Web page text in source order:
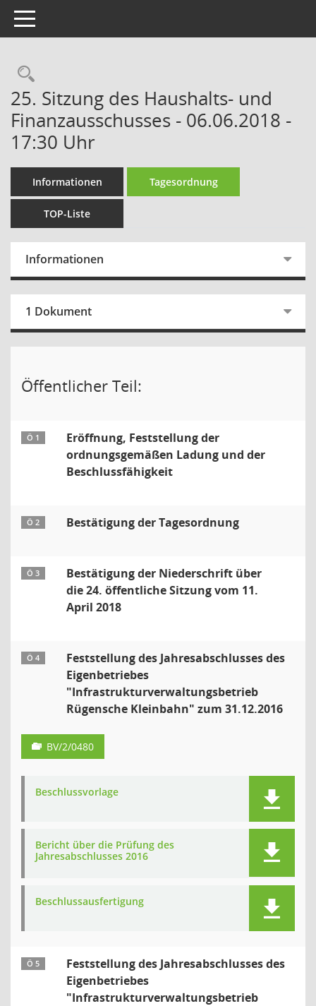
Toggle navigation
Rechercheauswahl
25. Sitzung des Haushalts- und
Finanzausschusses - 06.06.2018 -
17:30 Uhr
Informationen Tagesordnung
TOP-Liste
Informationen
1 Dokument
Öffentlicher Teil:
Ö 1
Eröffnung, Feststellung der
ordnungsgemäßen Ladung und der
Beschlussfähigkeit
Ö 2 Bestätigung der Tagesordnung
Ö 3
Bestätigung der Niederschrift über
die 24. öffentliche Sitzung vom 11.
April 2018
Ö 4
Feststellung des Jahresabschlusses des
Eigenbetriebes
"Infrastrukturverwaltungsbetrieb
Rügensche Kleinbahn" zum 31.12.2016
BV/2/0480
Beschlussvorlage
Bericht über die Prüfung des
Jahresabschlusses 2016
Beschlussausfertigung
Ö 5
Feststellung des Jahresabschlusses des
Eigenbetriebes
"Infrastrukturverwaltungsbetrieb